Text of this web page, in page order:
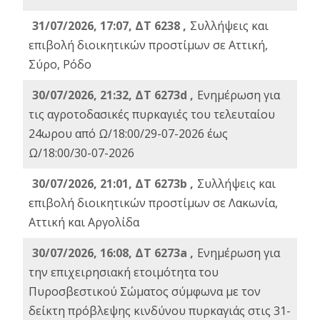
31/07/2026, 17:07, ΔΤ 6238 , Συλλήψεις και
επιβολή διοικητικών προστίμων σε Αττική,
Σύρο, Ρόδο
30/07/2026, 21:32, ΔΤ 6273d , Ενημέρωση για
τις αγροτοδασικές πυρκαγιές του τελευταίου
24ωρου από Ω/18:00/29-07-2026 έως
Ω/18:00/30-07-2026
30/07/2026, 21:01, ΔΤ 6273b , Συλλήψεις και
επιβολή διοικητικών προστίμων σε Λακωνία,
Αττική και Αργολίδα
30/07/2026, 16:08, ΔΤ 6273a , Ενημέρωση για
την επιχειρησιακή ετοιμότητα του
Πυροσβεστικού Σώματος σύμφωνα με τον
δείκτη πρόβλεψης κινδύνου πυρκαγιάς στις 31-